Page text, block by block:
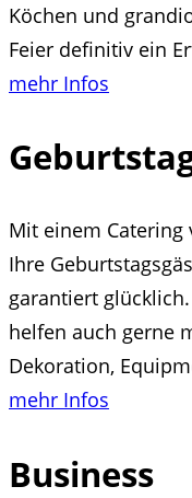
Köchen und
Feier definitiv ein
mehr Infos
Mit einem Catering
Ihre
garantiert
helfen auch gerne
Dekoration,
mehr Infos
Business